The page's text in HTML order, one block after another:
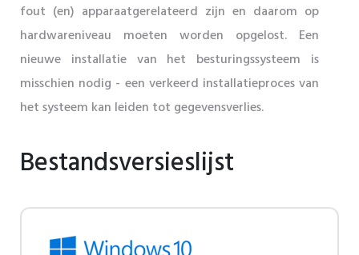
fout (en) apparaatgerelateerd zijn en daarom op
hardwareniveau moeten worden opgelost. Een
nieuwe installatie van het besturingssysteem is
misschien nodig - een verkeerd installatieproces van
het systeem kan leiden tot gegevensverlies.
Bestandsversieslijst